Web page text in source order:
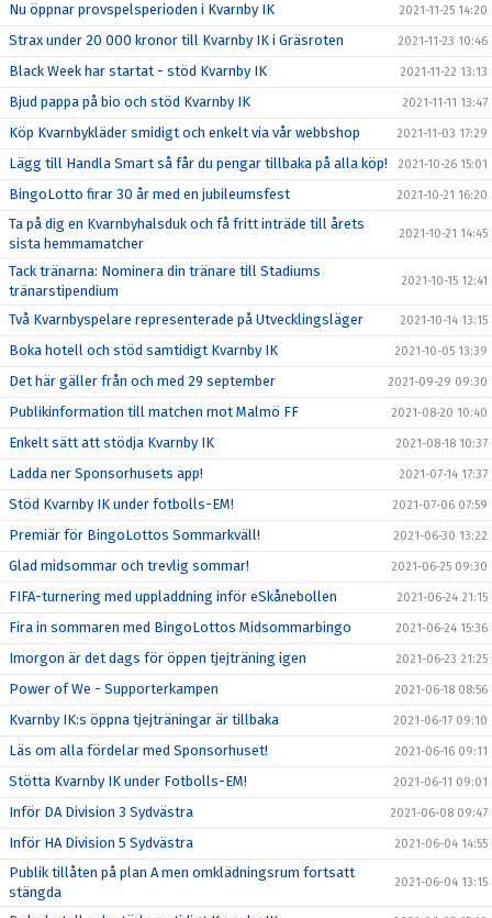
Nu öppnar provspelsperioden i Kvarnby IK 2021-11-25 14:20
Strax under 20 000 kronor till Kvarnby IK i Gräsroten 2021-11-23 10:46
Black Week har startat - stöd Kvarnby IK 2021-11-22 13:13
Bjud pappa på bio och stöd Kvarnby IK 2021-11-11 13:47
Köp Kvarnbykläder smidigt och enkelt via vår webbshop 2021-11-03 17:29
Lägg till Handla Smart så får du pengar tillbaka på alla köp! 2021-10-26 15:01
BingoLotto firar 30 år med en jubileumsfest 2021-10-21 16:20
Ta på dig en Kvarnbyhalsduk och få fritt inträde till årets
sista hemmamatcher
2021-10-21 14:45
Tack tränarna: Nominera din tränare till Stadiums
tränarstipendium
2021-10-15 12:41
Två Kvarnbyspelare representerade på Utvecklingsläger 2021-10-14 13:15
Boka hotell och stöd samtidigt Kvarnby IK 2021-10-05 13:39
Det här gäller från och med 29 september 2021-09-29 09:30
Publikinformation till matchen mot Malmö FF 2021-08-20 10:40
Enkelt sätt att stödja Kvarnby IK 2021-08-18 10:37
Ladda ner Sponsorhusets app! 2021-07-14 17:37
Stöd Kvarnby IK under fotbolls-EM! 2021-07-06 07:59
Premiär för BingoLottos Sommarkväll! 2021-06-30 13:22
Glad midsommar och trevlig sommar! 2021-06-25 09:30
FIFA-turnering med uppladdning inför eSkånebollen 2021-06-24 21:15
Fira in sommaren med BingoLottos Midsommarbingo 2021-06-24 15:36
Imorgon är det dags för öppen tjejträning igen 2021-06-23 21:25
Power of We - Supporterkampen 2021-06-18 08:56
Kvarnby IK:s öppna tjejträningar är tillbaka 2021-06-17 09:10
Läs om alla fördelar med Sponsorhuset! 2021-06-16 09:11
Stötta Kvarnby IK under Fotbolls-EM! 2021-06-11 09:01
Inför DA Division 3 Sydvästra 2021-06-08 09:47
Inför HA Division 5 Sydvästra 2021-06-04 14:55
Publik tillåten på plan A men omklädningsrum fortsatt
stängda
2021-06-04 13:15